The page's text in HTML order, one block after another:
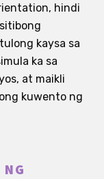
hindi
kaysa sa
ka sa
at maikli
kuwento ng